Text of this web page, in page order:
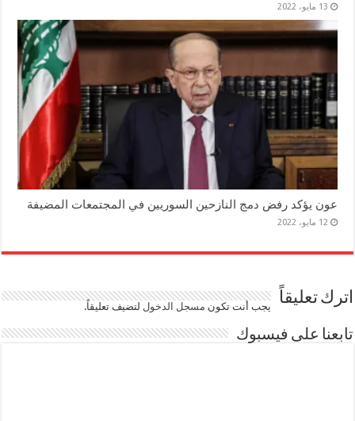
13 مايو، 2022
عون يؤكد رفض دمج النازحين السوريين في المجتمعات المضيفة
12 مايو، 2022
اترك تعليقاً يجب أنت تكون مسجل الدخوللتضيف تعليقاً.
تابعنا على فيسبوك